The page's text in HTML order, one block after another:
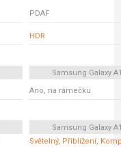
PDAF
HDR
Samsung Galaxy
Ano, na rámečku
Samsung Galaxy
Světelný, Přiblížení,